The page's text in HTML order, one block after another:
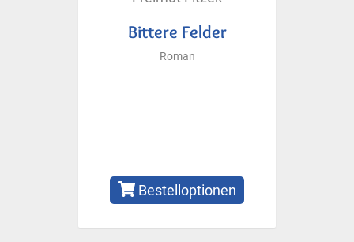
Bittere Felder
Roman
Bestelloptionen